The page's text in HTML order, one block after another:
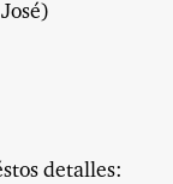
detalles: